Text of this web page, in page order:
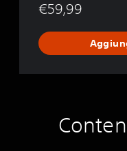
€59,99